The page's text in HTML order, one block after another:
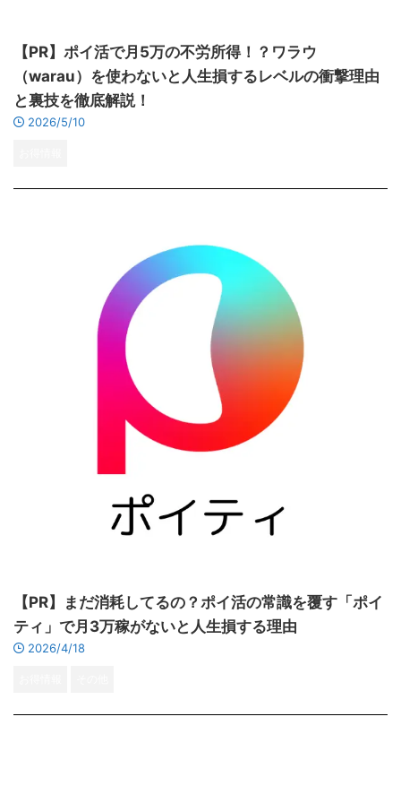
【PR】ポイ活で月5万の不労所得！？ワラウ
（warau）を使わないと人生損するレベルの衝撃理由
と裏技を徹底解説！
2026/5/10
【PR】まだ消耗してるの？ポイ活の常識を覆す「ポイ
ティ」で月3万稼がないと人生損する理由
2026/4/18